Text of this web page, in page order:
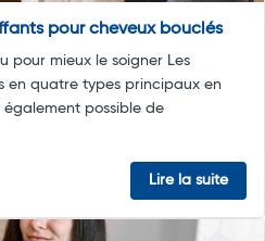
pour cheveux bouclés
pour mieux le soigner Les
en quatre types principaux en
possible de
Lire la suite